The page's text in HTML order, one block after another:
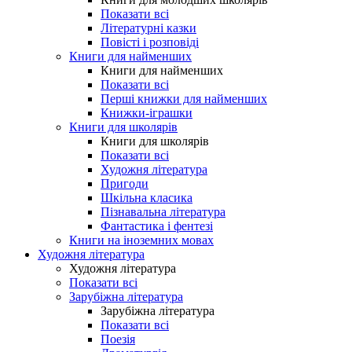
Показати всі
Літературні казки
Повісті і розповіді
Книги для найменших
Книги для найменших
Показати всі
Перші книжки для найменших
Книжки-іграшки
Книги для школярів
Книги для школярів
Показати всі
Художня література
Пригоди
Шкільна класика
Пізнавальна література
Фантастика і фентезі
Книги на іноземних мовах
Художня література
Художня література
Показати всі
Зарубіжна література
Зарубіжна література
Показати всі
Поезія